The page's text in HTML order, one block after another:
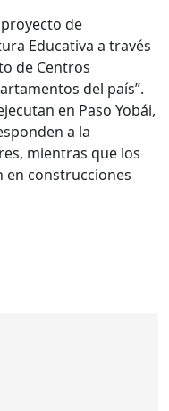
de
Educativa a través
de Centros
del país”.
en Paso Yobái,
a la
mientras que los
en construcciones